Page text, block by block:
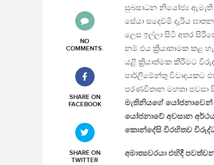
NO
COMMENTS.
SHARE ON
FACEBOOK
SHARE ON
TWITTER
සුබසාධන නියෝජ්‍ය ඇමැති
සේයා සදෙව්මි දැරිය
ලෙස ඉල්ලා සිටි අතර
නම් එය ක්‍ර‍ියාතාමක කළ
යළි ක්‍රියාත්මක කිරීමට
පාර්ලිමේන්තු විවාදයකට
පරණවිතාන මහතා පවසා
මැතිනියගේ යෝජනාවෙන්
යෝජනාවේ අවසාන
කොන්දේසි විරහිතව
අමාත්‍යවරයා එහිදී